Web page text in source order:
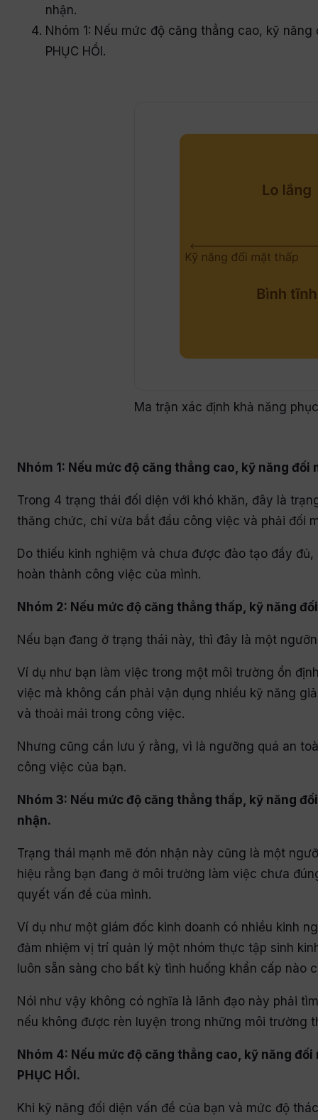
nhận.
Nhóm 1: Nếu mức độ căng thẳng cao, kỹ
PHỤC HỒI.
Ma trận xác định khả năng
Nhóm 1: Nếu mức độ căng thẳng cao, kỹ năng
Trong 4 trạng thái đối diện với khó khăn, đây là
thăng chức, chỉ vừa bắt đầu công việc và phải đối
Do thiếu kinh nghiệm và chưa được đào tạo đầy
hoàn thành công việc của mình.
Nhóm 2: Nếu mức độ căng thẳng thấp, kỹ năng
Nếu bạn đang ở trạng thái này, thì đây là một
Ví dụ như bạn làm việc trong một môi trường ổn
việc mà không cần phải vận dụng nhiều kỹ năng
và thoải mái trong công việc.
Nhưng cũng cần lưu ý rằng, vì là ngưỡng quá an
công việc của bạn.
Nhóm 3: Nếu mức độ căng thẳng thấp, kỹ năng
nhận.
Trạng thái mạnh mẽ đón nhận này cũng là một
hiệu rằng bạn đang ở môi trường làm việc chưa
quyết vấn đề của mình.
Ví dụ như một giám đốc kinh doanh có nhiều kinh
đảm nhiệm vị trí quản lý một nhóm thực tập sinh
luôn sẵn sàng cho bất kỳ tình huống khẩn cấp nào
Nói như vậy không có nghĩa là lãnh đạo này phải
nếu không được rèn luyện trong những môi trường
Nhóm 4: Nếu mức độ căng thẳng cao, kỹ năng
PHỤC HỒI.
Khi kỹ năng đối diện vấn đề của bạn và mức độ